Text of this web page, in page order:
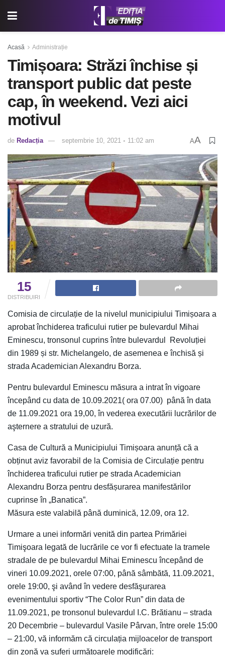
Acasă Administrație
Timișoara: Străzi închise și
transport public dat peste
cap, în weekend. Vezi aici
motivul
de Redacția septembrie 10, 2021 ◦ 11:02 am AA
15
DISTRIBUIRI
Comisia de circulație de la nivelul municipiului Timișoara a
aprobat închiderea traficului rutier pe bulevardul Mihai
Eminescu, tronsonul cuprins între bulevardul Revoluției
din 1989 și str. Michelangelo, de asemenea e închisă și
strada Academician Alexandru Borza.
Pentru bulevardul Eminescu măsura a intrat în vigoare
începând cu data de 10.09.2021( ora 07.00) până în data
de 11.09.2021 ora 19,00, în vederea executării lucrărilor de
aşternere a stratului de uzură.
Casa de Cultură a Municipiului Timișoara anunță că a
obținut aviz favorabil de la Comisia de Circulație pentru
închiderea traficului rutier pe strada Academician
Alexandru Borza pentru desfășurarea manifestărilor
cuprinse în „Banatica”.
Măsura este valabilă până duminică, 12.09, ora 12.
Urmare a unei informări venită din partea Primăriei
Timişoara legată de lucrările ce vor fi efectuate la tramele
stradale de pe bulevardul Mihai Eminescu începând de
vineri 10.09.2021, orele 07:00, până sâmbătă, 11.09.2021,
orele 19:00, şi având în vedere desfăşurarea
evenimentului sportiv “The Color Run” din data de
11.09.2021, pe tronsonul bulevardul I.C. Brătianu – strada
20 Decembrie – bulevardul Vasile Pârvan, între orele 15:00
– 21:00, vă informăm că circulația mijloacelor de transport
din zonă va suferi următoarele modificări: